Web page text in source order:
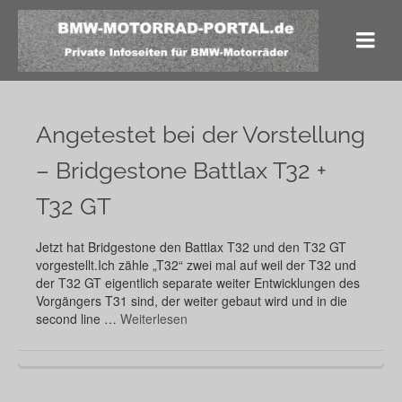
Angetestet bei der Vorstellung
– Bridgestone Battlax T32 +
T32 GT
Jetzt hat Bridgestone den Battlax T32 und den T32 GT
vorgestellt.Ich zähle „T32“ zwei mal auf weil der T32 und
der T32 GT eigentlich separate weiter Entwicklungen des
Vorgängers T31 sind, der weiter gebaut wird und in die
second line … Weiterlesen